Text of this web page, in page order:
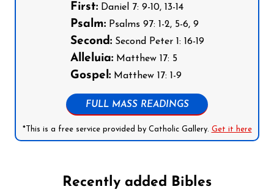
First:Daniel 7: 9-10, 13-14
Psalm:Psalms 97: 1-2, 5-6, 9
Second:Second Peter 1: 16-19
Alleluia:Matthew 17: 5
Gospel:Matthew 17: 1-9
FULL MASS READINGS
*This is a free service provided by Catholic Gallery. Get it here
Recently added Bibles